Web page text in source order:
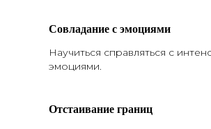
Совладание с эмоциями
Научиться справляться с
эмоциями.
Отстаивание границ